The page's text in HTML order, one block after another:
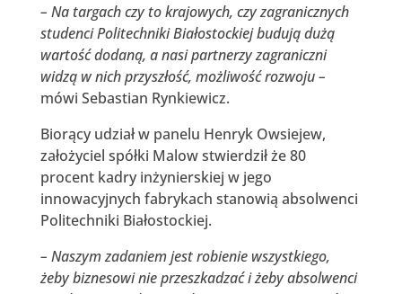
– Na targach czy to krajowych, czy zagranicznych
studenci Politechniki Białostockiej budują dużą
wartość dodaną, a nasi partnerzy zagraniczni
widzą w nich przyszłość, możliwość rozwoju –
mówi Sebastian Rynkiewicz.
Biorący udział w panelu Henryk Owsiejew,
założyciel spółki Malow stwierdził że 80
procent kadry inżynierskiej w jego
innowacyjnych fabrykach stanowią absolwenci
Politechniki Białostockiej.
– Naszym zadaniem jest robienie wszystkiego,
żeby biznesowi nie przeszkadzać i żeby absolwenci